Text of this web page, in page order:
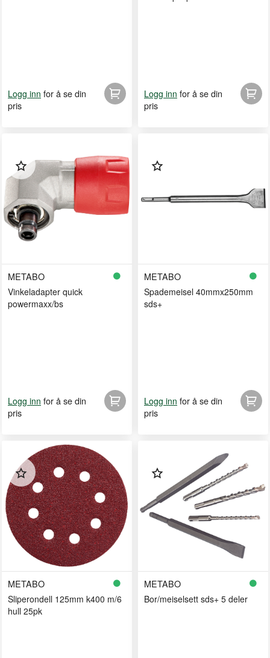
Logg inn for å se din
pris
Logg inn for å se din
pris
METABO
Vinkeladapter quick
powermaxx/bs
Logg inn for å se din
pris
METABO
Spademeisel 40mmx250mm
sds+
Logg inn for å se din
pris
METABO
Sliperondell 125mm k400 m/6
hull 25pk
METABO
Bor/meiselsett sds+ 5 deler